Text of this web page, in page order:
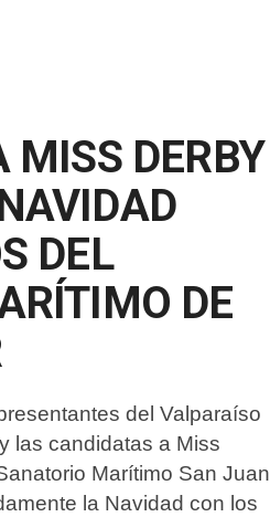
MISS DERBY
DEL
DE
del Valparaíso
las candidatas a Miss
Marítimo San Juan
la Navidad con los